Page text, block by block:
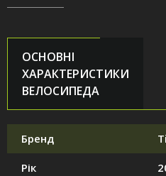
ОСНОВНІ
ХАРАКТЕРИСТИКИ
ВЕЛОСИПЕДА
Бренд
Рік